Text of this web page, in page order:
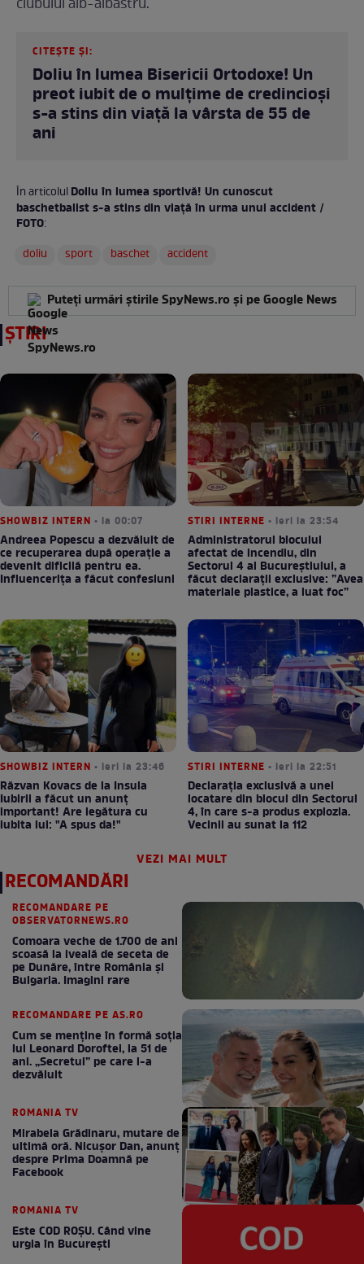
clubului alb-albastru.
CITEȘTE ȘI:
Doliu în lumea Bisericii Ortodoxe! Un
preot iubit de o mulțime de credincioși
s-a stins din viață la vârsta de 55 de
ani
În articolulDoliu în lumea sportivă! Un cunoscut
baschetbalist s-a stins din viață în urma unui accident /
FOTO:
doliu
sport baschet accident
Puteți urmări știrile SpyNews.ro și pe Google News
ȘTIRI
SHOWBIZ INTERN • la 00:07
Andreea Popescu a dezvăluit de
ce recuperarea după operație a
devenit dificilă pentru ea.
Influencerița a făcut confesiuni
STIRI INTERNE • ieri la 23:54
Administratorul blocului
afectat de incendiu, din
Sectorul 4 al Bucureștiului, a
făcut declarații exclusive: ”Avea
materiale plastice, a luat foc”
SHOWBIZ INTERN • ieri la 23:46
Răzvan Kovacs de la Insula
Iubirii a făcut un anunț
important! Are legătura cu
iubita lui: "A spus da!"
STIRI INTERNE • ieri la 22:51
Declarația exclusivă a unei
locatare din blocul din Sectorul
4, în care s-a produs explozia.
Vecinii au sunat la 112
VEZI MAI MULT
RECOMANDĂRI
RECOMANDARE PE
OBSERVATORNEWS.RO
Comoara veche de 1.700 de ani
scoasă la iveală de seceta de
pe Dunăre, între România şi
Bulgaria. Imagini rare
RECOMANDARE PE AS.RO
Cum se menţine în formă soţia
lui Leonard Doroftei, la 51 de
ani. „Secretul” pe care l-a
dezvăluit
ROMANIA TV
Mirabela Grădinaru, mutare de
ultimă oră. Nicuşor Dan, anunţ
despre Prima Doamnă pe
Facebook
ROMANIA TV
Este COD ROŞU. Când vine
urgia în Bucureşti